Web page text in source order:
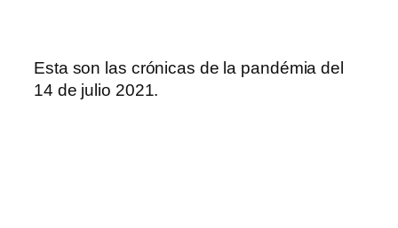
Esta son las crónicas de la pandémia del
14 de julio 2021.